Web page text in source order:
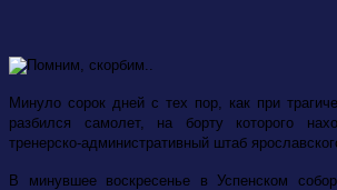
Минуло сорок дней с тех пор, как при
разбился самолет, на борту которого
тренерско-административный штаб
В минувшее воскресенье в Успенском